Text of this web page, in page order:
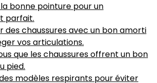
la bonne pointure pour un
parfait.
des chaussures avec un bon amorti
vos articulations.
que les chaussures offrent un bon
pied.
modèles respirants pour éviter